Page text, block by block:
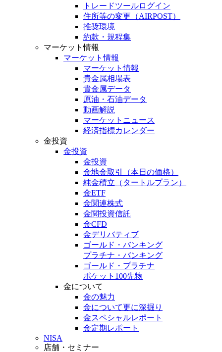
トレードツールログイン
住所等の変更（AIRPOST）
推奨環境
約款・規程集
マーケット情報
マーケット情報
マーケット情報
貴金属相場表
貴金属データ
原油・石油データ
動画解説
マーケットニュース
経済指標カレンダー
金投資
金投資
金投資
金地金取引
（本日の価格）
純金積立 （タートルプラン）
金ETF
金関連株式
金関投資信託
金CFD
金デリバティブ
ゴールド・バンキング
プラチナ・バンキング
ゴールド・プラチナ
ポケット100先物
金について
金の魅力
金について更に深掘り
金スペシャルレポート
金定期レポート
NISA
店舗・セミナー